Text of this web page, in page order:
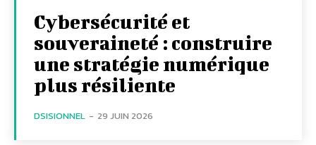
Cybersécurité et
souveraineté : construire
une stratégie numérique
plus résiliente
DSISIONNEL - 29 JUIN 2026